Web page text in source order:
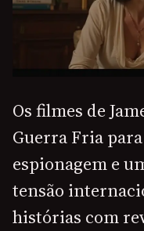
Os filmes de
Guerra Fria
espionagem e
tensão
histórias com